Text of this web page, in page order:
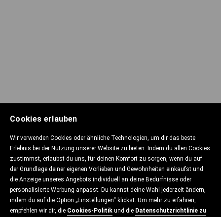
Cookies erlauben
Wir verwenden Cookies oder ähnliche Technologien, um dir das beste
Erlebnis bei der Nutzung unserer Website zu bieten. Indem du allen Cookies
zustimmst, erlaubst du uns, für deinen Komfort zu sorgen, wenn du auf
der Grundlage deiner eigenen Vorlieben und Gewohnheiten einkaufst und
die Anzeige unseres Angebots individuell an deine Bedürfnisse oder
personalisierte Werbung anpasst. Du kannst deine Wahl jederzeit ändern,
indem du auf die Option „Einstellungen“ klickst. Um mehr zu erfahren,
empfehlen wir dir, die Cookies-Politik und die Datenschutzrichtlinie zu